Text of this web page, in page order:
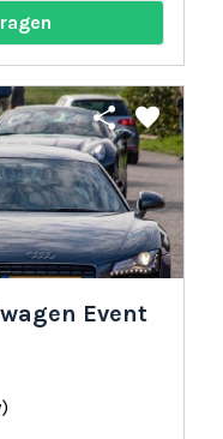
share favorite
Event